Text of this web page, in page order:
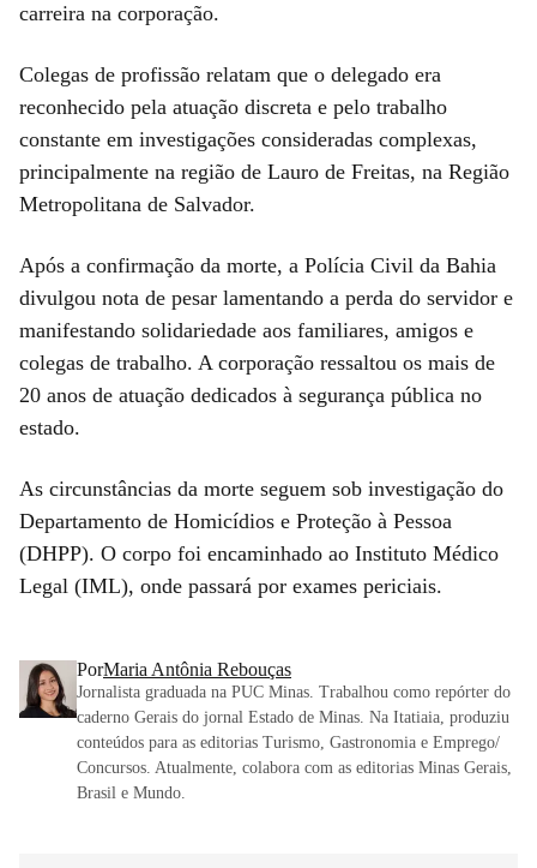
carreira na corporação.
Colegas de profissão relatam que o delegado era
reconhecido pela atuação discreta e pelo trabalho
constante em investigações consideradas complexas,
principalmente na região de Lauro de Freitas, na Região
Metropolitana de Salvador.
Após a confirmação da morte, a Polícia Civil da Bahia
divulgou nota de pesar lamentando a perda do servidor e
manifestando solidariedade aos familiares, amigos e
colegas de trabalho. A corporação ressaltou os mais de
20 anos de atuação dedicados à segurança pública no
estado.
As circunstâncias da morte seguem sob investigação do
Departamento de Homicídios e Proteção à Pessoa
(DHPP). O corpo foi encaminhado ao Instituto Médico
Legal (IML), onde passará por exames periciais.
PorMaria Antônia Rebouças
Jornalista graduada na PUC Minas. Trabalhou como repórter do
caderno Gerais do jornal Estado de Minas. Na Itatiaia, produziu
conteúdos para as editorias Turismo, Gastronomia e Emprego/
Concursos. Atualmente, colabora com as editorias Minas Gerais,
Brasil e Mundo.